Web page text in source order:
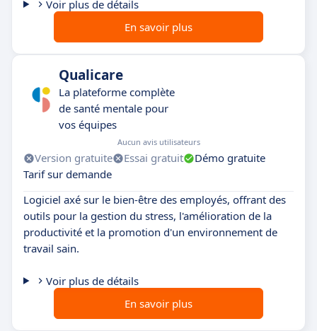
Voir plus de détails
En savoir plus
Qualicare
La plateforme complète
de santé mentale pour
vos équipes
Aucun avis utilisateurs
Version gratuite Essai gratuit
Démo gratuite
Tarif sur demande
Logiciel axé sur le bien-être des employés, offrant des
outils pour la gestion du stress, l'amélioration de la
productivité et la promotion d'un environnement de
travail sain.
Voir plus de détails
En savoir plus